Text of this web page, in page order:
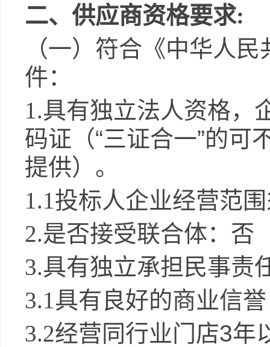
二、供应商资格要求:
（一）符合《中华人
件：
1.具有独立法人资格，
码证（“三证合一”的可
提供）。
1.1投标人企业经营范
2.是否接受联合体：否
3.具有独立承担民事责
3.1具有良好的商业信
3.2经营同行业门店3年